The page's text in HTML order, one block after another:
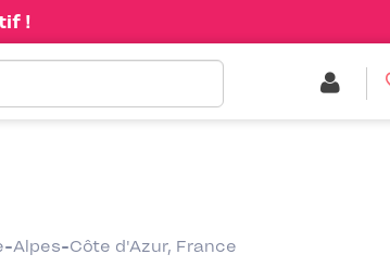
!
Alpes-Côte d'Azur, France